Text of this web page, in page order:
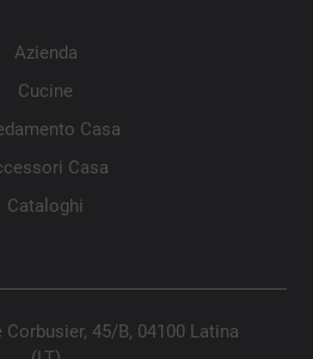
Azienda
Cucine
Casa
Casa
Cataloghi
45/B, 04100 Latina